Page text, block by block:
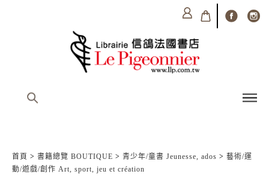
首頁 > 書籍總覽 BOUTIQUE > 青少年/童書 Jeunesse, ados > 藝術/運
動/遊戲/創作 Art, sport, jeu et création